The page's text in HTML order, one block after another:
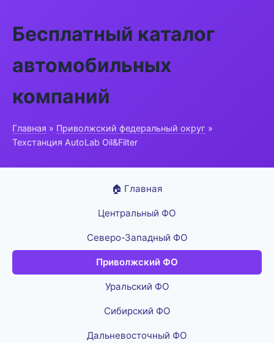
Бесплатный каталог
автомобильных
компаний
Главная » Приволжский федеральный округ »
Техстанция AutoLab Oil&Filter
🏠 Главная
Центральный ФО
Северо-Западный ФО
Приволжский ФО
Уральский ФО
Сибирский ФО
Дальневосточный ФО